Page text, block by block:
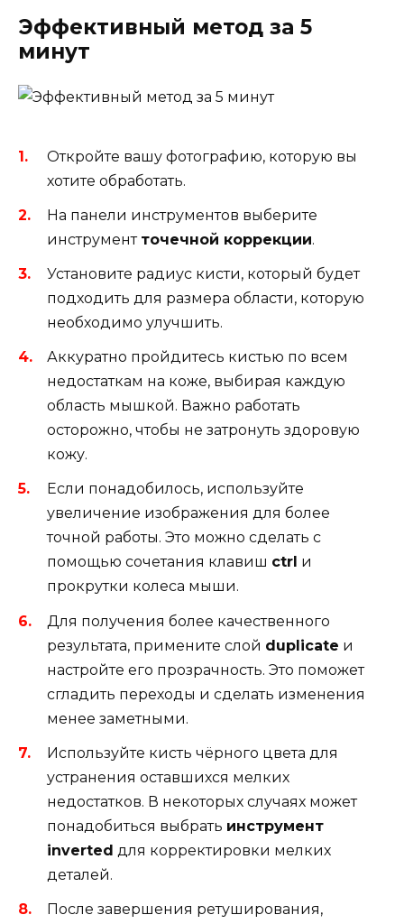
Эффективный метод за 5
минут
Откройте вашу фотографию, которую вы
хотите обработать.
На панели инструментов выберите
инструмент точечной коррекции.
Установите радиус кисти, который будет
подходить для размера области, которую
необходимо улучшить.
Аккуратно пройдитесь кистью по всем
недостаткам на коже, выбирая каждую
область мышкой. Важно работать
осторожно, чтобы не затронуть здоровую
кожу.
Если понадобилось, используйте
увеличение изображения для более
точной работы. Это можно сделать с
помощью сочетания клавиш ctrl и
прокрутки колеса мыши.
Для получения более качественного
результата, примените слой duplicate и
настройте его прозрачность. Это поможет
сгладить переходы и сделать изменения
менее заметными.
Используйте кисть чёрного цвета для
устранения оставшихся мелких
недостатков. В некоторых случаях может
понадобиться выбрать инструмент
inverted для корректировки мелких
деталей.
После завершения ретуширования,